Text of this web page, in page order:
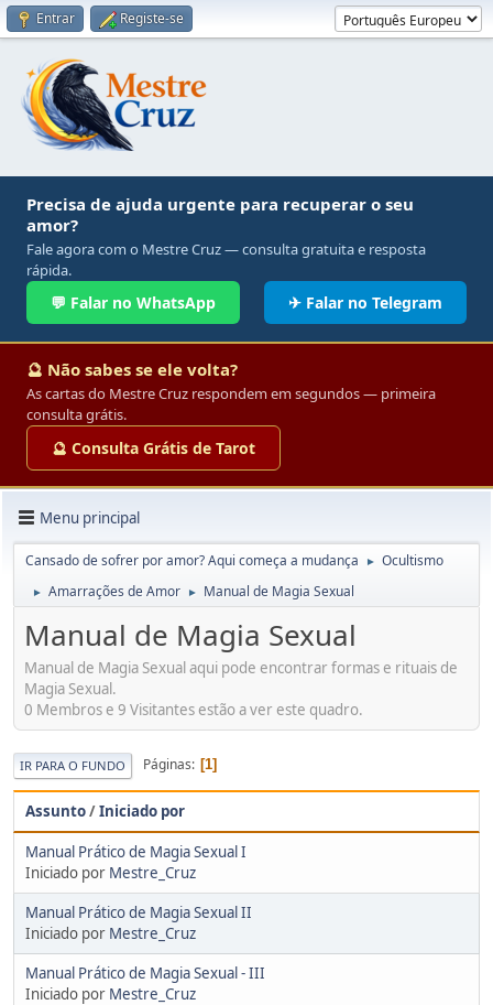
Entrar Registe-se
Precisa de ajuda urgente para recuperar o seu
amor?
Fale agora com o Mestre Cruz — consulta gratuita e resposta
rápida.
💬 Falar no WhatsApp ✈ Falar no Telegram
🔮 Não sabes se ele volta?
As cartas do Mestre Cruz respondem em segundos — primeira
consulta grátis.
🔮 Consulta Grátis de Tarot
Menu principal
Cansado de sofrer por amor? Aqui começa a mudança ► Ocultismo
► Amarrações de Amor ► Manual de Magia Sexual
Manual de Magia Sexual
Manual de Magia Sexual aqui pode encontrar formas e rituais de
Magia Sexual.
0 Membros e 9 Visitantes estão a ver este quadro.
IR PARA O FUNDO Páginas 1
Assunto/Iniciado por
Manual Prático de Magia Sexual I
Iniciado por Mestre_Cruz
Manual Prático de Magia Sexual II
Iniciado por Mestre_Cruz
Manual Prático de Magia Sexual - III
Iniciado por Mestre_Cruz